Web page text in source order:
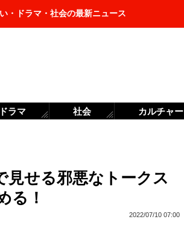
・ドラマ・社会の最新ニュース
見せる邪悪なトークス
る！
2022/07/10 07:00
ドラマ 社会 カルチャー